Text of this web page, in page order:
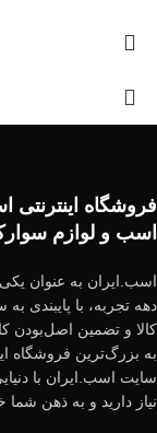
فروشگاه اینترنتی
اسب و لوازم
اسب.ایران به عنوان
کالا و تضمین اصل‌بودن
به بزرگ‌ترین فروشگاه
سایت اسب.ایران با
نیاز دارید و به ذهن شما